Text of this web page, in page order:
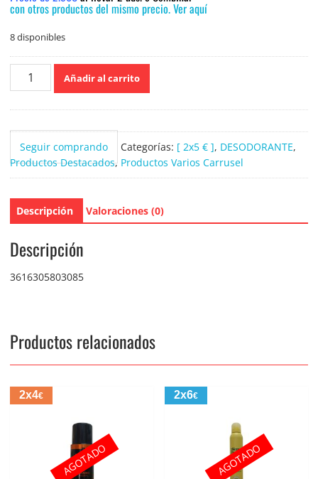
con otros productos del mismo precio. Ver aquí
8 disponibles
Adidas
desodorante
dive
150ml
cantidad
Añadir al carrito
Seguir comprando Categorías: [ 2x5 € ], DESODORANTE,
Productos Destacados, Productos Varios Carrusel
Descripción Valoraciones (0)
Descripción
3616305803085
Productos relacionados
2x4€
AGOTADO
2x6€
AGOTADO